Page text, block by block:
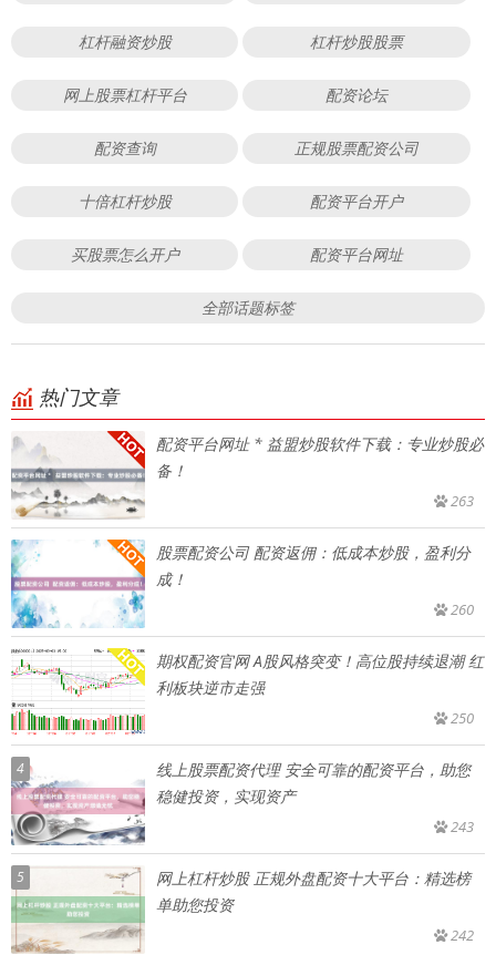
杠杆融资炒股 杠杆炒股股票
网上股票杠杆平台 配资论坛
配资查询 正规股票配资公司
十倍杠杆炒股 配资平台开户
买股票怎么开户 配资平台网址
全部话题标签
热门文章
配资平台网址 * 益盟炒股软件下载：专业炒股必
备！
263
股票配资公司 配资返佣：低成本炒股，盈利分
成！
260
期权配资官网 A股风格突变！高位股持续退潮 红
利板块逆市走强
250
4
线上股票配资代理 安全可靠的配资平台，助您
稳健投资，实现资产
243
5
网上杠杆炒股 正规外盘配资十大平台：精选榜
单助您投资
242